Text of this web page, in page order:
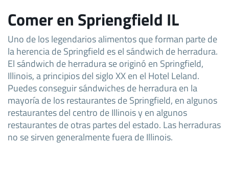
Comer en Spriengfield IL
Uno de los legendarios alimentos que forman parte de
la herencia de Springfield es el sándwich de herradura.
El sándwich de herradura se originó en Springfield,
Illinois, a principios del siglo XX en el Hotel Leland.
Puedes conseguir sándwiches de herradura en la
mayoría de los restaurantes de Springfield, en algunos
restaurantes del centro de Illinois y en algunos
restaurantes de otras partes del estado. Las herraduras
no se sirven generalmente fuera de Illinois.